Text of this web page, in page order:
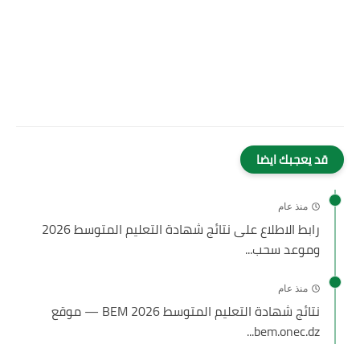
قد يعجبك ايضا
منذ عام
رابط الاطلاع على نتائج شهادة التعليم المتوسط 2026
وموعد سحب...
منذ عام
نتائج شهادة التعليم المتوسط 2026 BEM — موقع
bem.onec.dz...